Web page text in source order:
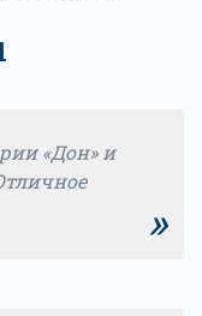
«Дон» и
»